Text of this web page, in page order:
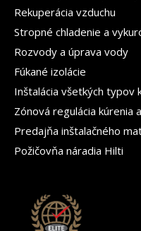
Rekuperácia vzduchu
Stropné chladenie a
Rozvody a úprava vody
Fúkané izolácie
Inštalácia všetkých typov
Zónová regulácia kúrenia
Predajňa inštalačného
Požičovňa náradia Hilti